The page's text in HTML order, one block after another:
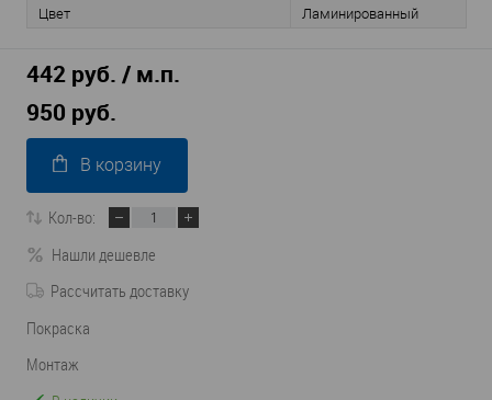
Цвет
Ламинированный
442 руб. / м.п.
950 руб.
В корзину
Кол-во:
Нашли дешевле
Рассчитать доставку
Покраска
Монтаж